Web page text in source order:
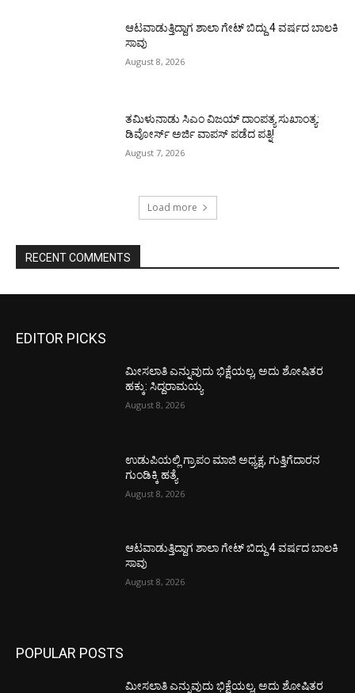
ಆಟವಾಡುತ್ತಿದ್ದಾಗ ಶಾಲಾ ಗೇಟ್‌ ಬಿದ್ದು 4 ವರ್ಷದ ಬಾಲಕಿ
ಸಾವು
August 8, 2026
ತಮಿಳುನಾಡು ಸಿಎಂ ವಿಜಯ್‌ ದಾಂಪತ್ಯ ಸುಖಾಂತ್ಯ:
ಡಿವೋರ್ಸ್‌ ಅರ್ಜಿ ವಾಪಸ್‌ ಪಡೆದ ಪತ್ನಿ!
August 7, 2026
Load more
RECENT COMMENTS
EDITOR PICKS
ಮೀಸಲಾತಿ ಎನ್ನುವುದು ಭಿಕ್ಷೆಯಲ್ಲ, ಅದು ಶೋಷಿತರ
ಹಕ್ಕು: ಸಿದ್ದರಾಮಯ್ಯ
August 8, 2026
ಉಡುಪಿಯಲ್ಲಿ ಗ್ರಾಪಂ ಮಾಜಿ ಅಧ್ಯಕ್ಷ, ಗುತ್ತಿಗೆದಾರನ
ಗುಂಡಿಕ್ಕಿ ಹತ್ಯೆ
August 8, 2026
ಆಟವಾಡುತ್ತಿದ್ದಾಗ ಶಾಲಾ ಗೇಟ್‌ ಬಿದ್ದು 4 ವರ್ಷದ ಬಾಲಕಿ
ಸಾವು
August 8, 2026
POPULAR POSTS
ಮೀಸಲಾತಿ ಎನ್ನುವುದು ಭಿಕ್ಷೆಯಲ್ಲ, ಅದು ಶೋಷಿತರ